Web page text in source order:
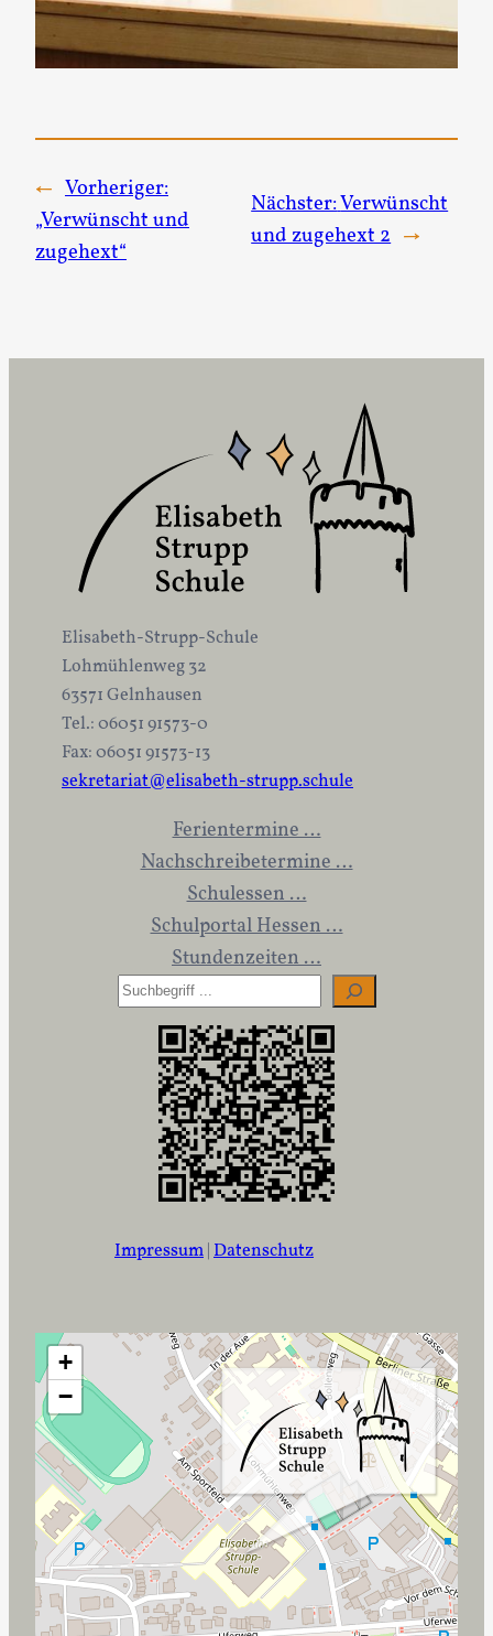
← Vorheriger:
„Verwünscht und
zugehext“
Nächster:Verwünscht
und zugehext 2 →
Elisabeth-Strupp-Schule
Lohmühlenweg 32
63571 Gelnhausen
Tel.: 06051 91573-0
Fax: 06051 91573-13
sekretariat@elisabeth-strupp.schule
Ferientermine …
Nachschreibetermine …
Schulessen …
Schulportal Hessen …
Stundenzeiten …
S
u
Impressum|Datenschutz
+
−